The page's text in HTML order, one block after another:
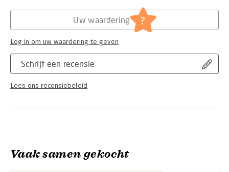
Schrijf een recensie
Lees ons recensiebeleid
Uw waardering ?
Log in om uw waardering te geven
Vaak samen gekocht